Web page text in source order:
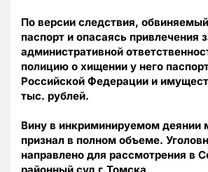
По версии следствия,
паспорт и опасаясь привлечения
административной
полицию о хищении у него
Российской Федерации и
тыс. рублей.
Вину в инкриминируемом деянии
признал в полном объеме.
направлено для рассмотрения в
районный суд г.Томска.